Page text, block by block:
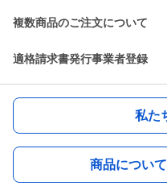
複数商品のご注文について
適格請求書発行事業者登録
私た
商品につい